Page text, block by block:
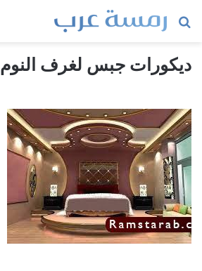
بحث
ديكورات جبس لغرف النوم23